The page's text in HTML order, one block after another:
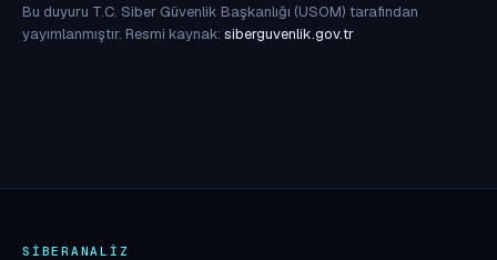
Bu duyuru T.C. Siber Güvenlik Başkanlığı (USOM) tarafından
yayımlanmıştır. Resmi kaynak: siberguvenlik.gov.tr
SIBERANALIZ